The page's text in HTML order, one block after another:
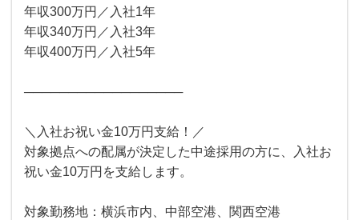
年収300万円／入社1年
年収340万円／入社3年
年収400万円／入社5年
──────────────────
＼入社お祝い金10万円支給！／
対象拠点への配属が決定した中途採用の方に、入社お
祝い金10万円を支給します。
対象勤務地：横浜市内、中部空港、関西空港